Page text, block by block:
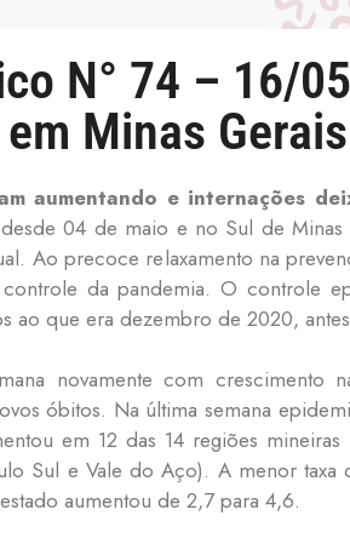
N° 74 – 16/
Minas
aumentando e internações
04 de maio e no Sul de
Ao precoce relaxamento na
da pandemia. O controle
ao que era dezembro de 2020,
novamente com crescimento
óbitos. Na última semana
em 12 das 14 regiões
Sul e Vale do Aço). A menor
aumentou de 2,7 para 4,6.